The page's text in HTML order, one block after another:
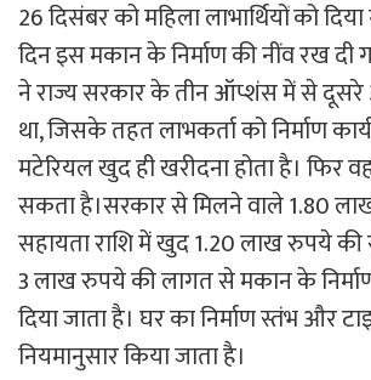
26 दिसंबर को महिला लाभार्थियों को
दिन इस मकान के निर्माण की नींव रख दी
ने राज्य सरकार के तीन ऑप्शंस में से
था, जिसके तहत लाभकर्ता को निर्माण
मटेरियल खुद ही खरीदना होता है। फिर
सकता है।सरकार से मिलने वाले 1.80
सहायता राशि में खुद 1.20 लाख रुपये
3 लाख रुपये की लागत से मकान के
दिया जाता है। घर का निर्माण स्तंभ और
नियमानुसार किया जाता है।